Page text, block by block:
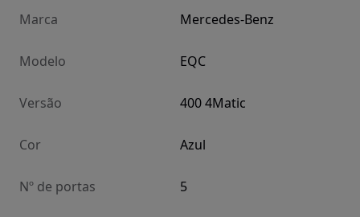
Marca Mercedes-Benz
Modelo EQC
Versão 400 4Matic
Cor Azul
Nº de portas 5